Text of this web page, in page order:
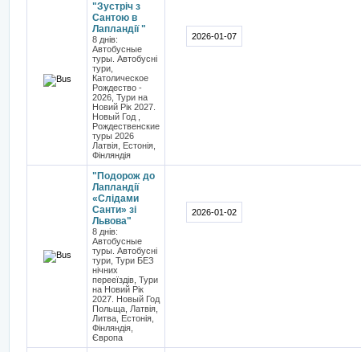
"Зустріч з
Сантою в
Лапландії "
8 днів:
Автобусные
туры. Автобусні
тури,
Католическое
Рождество -
2026, Тури на
Новий Рік 2027.
Новый Год ,
Рождественские
туры 2026
Латвія, Естонія,
Фінляндія
2026-01-07
"Подорож до
Лапландії
«Слідами
Санти» зі
Львова"
8 днів:
Автобусные
туры. Автобусні
тури, Тури БЕЗ
нічних
перееїздів, Тури
на Новий Рік
2027. Новый Год
Польща, Латвія,
Литва, Естонія,
Фінляндія,
Європа
2026-01-02